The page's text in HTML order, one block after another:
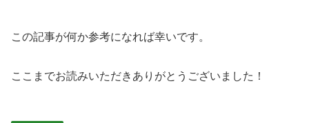
この記事が何か参考になれば幸いです。
ここまでお読みいただきありがとうございました！